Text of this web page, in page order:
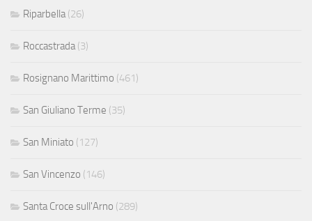
Riparbella (26)
Roccastrada (3)
Rosignano Marittimo (461)
San Giuliano Terme (35)
San Miniato (127)
San Vincenzo (146)
Santa Croce sull'Arno (289)